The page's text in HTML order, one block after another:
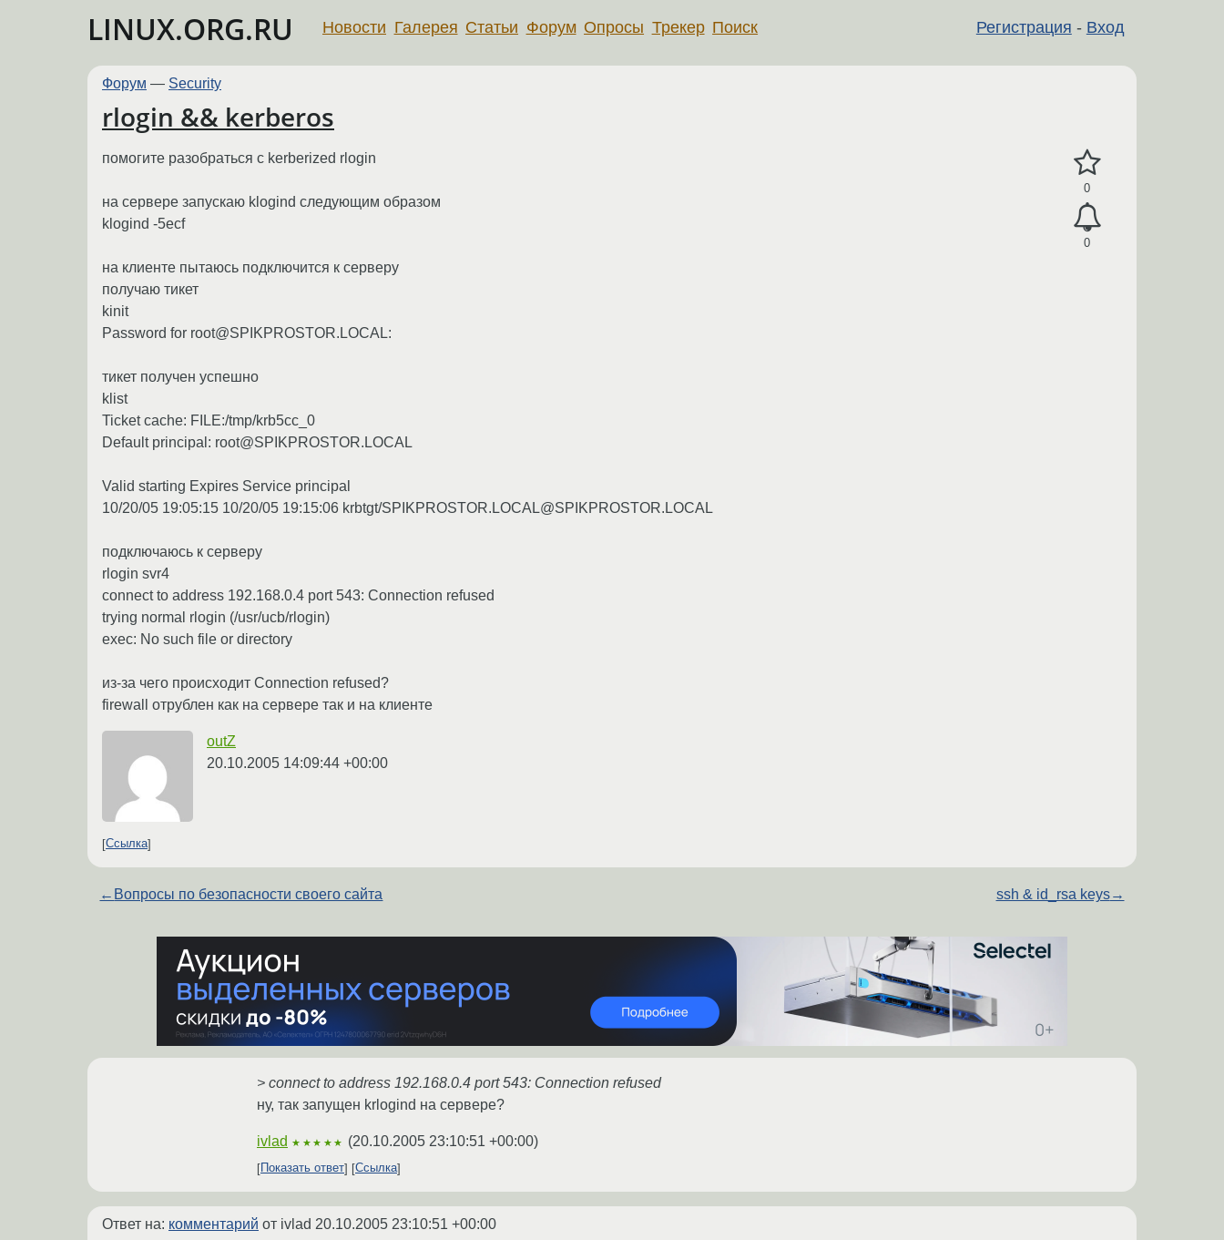
LINUX.ORG.RU Регистрация - Вход
Новости Галерея Статьи Форум Опросы Трекер Поиск
Форум — Security
rlogin && kerberos
0
0
помогите разобраться с kerberized rlogin
на сервере запускаю klogind следующим образом
klogind -5ecf
на клиенте пытаюсь подключится к серверу
получаю тикет
kinit
Password for root@SPIKPROSTOR.LOCAL:
тикет получен успешно
klist
Ticket cache: FILE:/tmp/krb5cc_0
Default principal: root@SPIKPROSTOR.LOCAL
Valid starting Expires Service principal
10/20/05 19:05:15 10/20/05 19:15:06 krbtgt/SPIKPROSTOR.LOCAL@SPIKPROSTOR.LOCAL
подключаюсь к серверу
rlogin svr4
connect to address 192.168.0.4 port 543: Connection refused
trying normal rlogin (/usr/ucb/rlogin)
exec: No such file or directory
из-за чего происходит Connection refused?
firewall отрублен как на сервере так и на клиенте
outZ
20.10.2005 14:09:44 +00:00
Ссылка
← Вопросы по безопасности своего сайта ssh & id_rsa keys→
> connect to address 192.168.0.4 port 543: Connection refused
ну, так запущен krlogind на сервере?
ivlad ★★★★★ (20.10.2005 23:10:51 +00:00)
Показать ответ Ссылка
Ответ на: комментарий от ivlad 20.10.2005 23:10:51 +00:00